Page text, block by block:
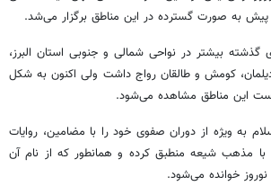
1
minute,
seconds
به صورت گسترده در این مناطق برگزار می‌شد.
گذشته بیشتر در نواحی شمالی و جنوبی استان البرز،
کومشو طالقان رواج داشت ولی اکنون به شکل
این مناطق مشاهده می‌شود.
به ویژه از دوران صفوی خود را با مضامین، روایات
با مذهب شیعه منطبق کرده و همانطور که از نام آن
خوانده می‌شود.